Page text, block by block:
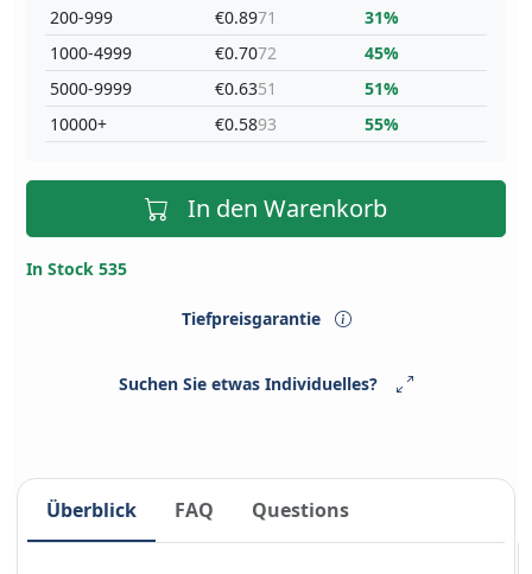
200-999
1000-4999
5000-9999
10000+
€0.8971
€0.7072
€0.6351
€0.5893
31%
45%
51%
55%
In den Warenkorb
In Stock 535
Tiefpreisgarantie
Suchen Sie etwas Individuelles?
Überblick FAQ Questions